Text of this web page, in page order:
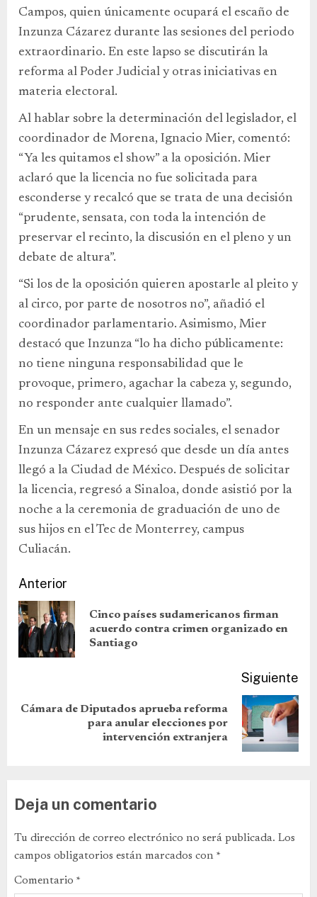
Campos, quien únicamente ocupará el escaño de
Inzunza Cázarez durante las sesiones del periodo
extraordinario. En este lapso se discutirán la
reforma al Poder Judicial y otras iniciativas en
materia electoral.
Al hablar sobre la determinación del legislador, el
coordinador de Morena, Ignacio Mier, comentó:
“Ya les quitamos el show” a la oposición. Mier
aclaró que la licencia no fue solicitada para
esconderse y recalcó que se trata de una decisión
“prudente, sensata, con toda la intención de
preservar el recinto, la discusión en el pleno y un
debate de altura”.
“Si los de la oposición quieren apostarle al pleito y
al circo, por parte de nosotros no”, añadió el
coordinador parlamentario. Asimismo, Mier
destacó que Inzunza “lo ha dicho públicamente:
no tiene ninguna responsabilidad que le
provoque, primero, agachar la cabeza y, segundo,
no responder ante cualquier llamado”.
En un mensaje en sus redes sociales, el senador
Inzunza Cázarez expresó que desde un día antes
llegó a la Ciudad de México. Después de solicitar
la licencia, regresó a Sinaloa, donde asistió por la
noche a la ceremonia de graduación de uno de
sus hijos en el Tec de Monterrey, campus
Culiacán.
Anterior
Cinco países sudamericanos firman
acuerdo contra crimen organizado en
Santiago
Siguiente
Cámara de Diputados aprueba reforma
para anular elecciones por
intervención extranjera
Deja un comentario
Tu dirección de correo electrónico no será publicada. Los
campos obligatorios están marcados con *
Comentario *